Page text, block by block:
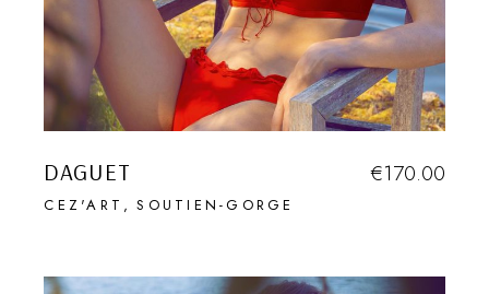
DAGUET
CEZ'ART SOUTIEN-GORGE
€170.00